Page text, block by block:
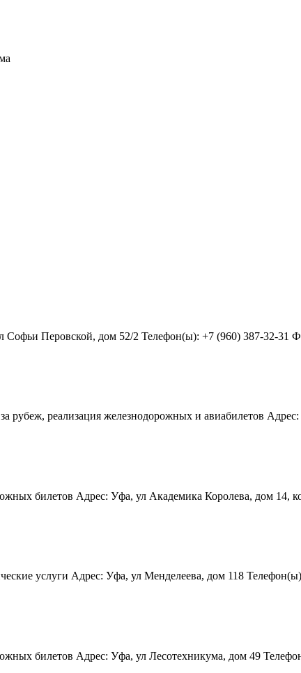
Софьи Перовской, дом 52/2 Телефон(ы): +7 (960) 387-32-31
рубеж, реализация железнодорожных и авиабилетов
билетов Адрес: Уфа, ул Академика Королева, дом 14,
услуги Адрес: Уфа, ул Менделеева, дом 118
билетов Адрес: Уфа, ул Лесотехникума, дом 49